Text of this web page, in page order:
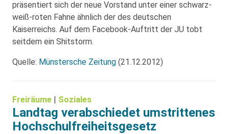
präsentiert sich der neue Vorstand unter einer schwarz-
weiß-roten Fahne ähnlich der des deutschen
Kaiserreichs. Auf dem Facebook-Auftritt der JU tobt
seitdem ein Shitstorm.
Quelle: Münstersche Zeitung (21.12.2012)
Freiräume | Soziales
Landtag verabschiedet umstrittenes
Hochschulfreiheitsgesetz